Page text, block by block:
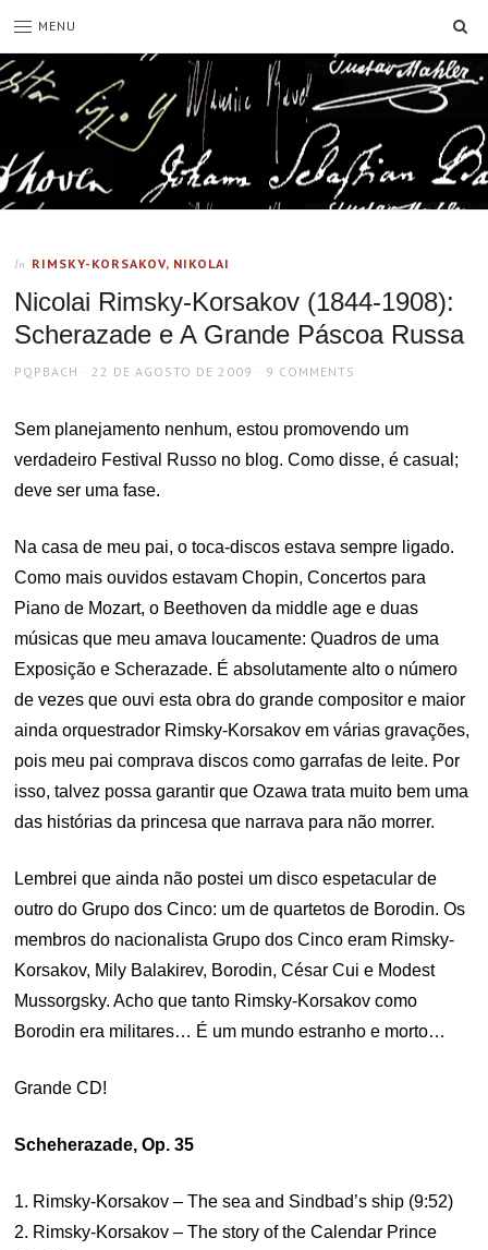
MENU
In RIMSKY-KORSAKOV, NIKOLAI
Nicolai Rimsky-Korsakov (1844-1908):
Scherazade e A Grande Páscoa Russa
AUTHOR
PQPBACH
POSTED
22 DE AGOSTO DE 2009 9 COMMENTS
Sem planejamento nenhum, estou promovendo um
verdadeiro Festival Russo no blog. Como disse, é casual;
deve ser uma fase.
Na casa de meu pai, o toca-discos estava sempre ligado.
Como mais ouvidos estavam Chopin, Concertos para
Piano de Mozart, o Beethoven da middle age e duas
músicas que meu amava loucamente: Quadros de uma
Exposição e Scherazade. É absolutamente alto o número
de vezes que ouvi esta obra do grande compositor e maior
ainda orquestrador Rimsky-Korsakov em várias gravações,
pois meu pai comprava discos como garrafas de leite. Por
isso, talvez possa garantir que Ozawa trata muito bem uma
das histórias da princesa que narrava para não morrer.
Lembrei que ainda não postei um disco espetacular de
outro do Grupo dos Cinco: um de quartetos de Borodin. Os
membros do nacionalista Grupo dos Cinco eram Rimsky-
Korsakov, Mily Balakirev, Borodin, César Cui e Modest
Mussorgsky. Acho que tanto Rimsky-Korsakov como
Borodin era militares… É um mundo estranho e morto…
Grande CD!
Scheherazade, Op. 35
1. Rimsky-Korsakov – The sea and Sindbad’s ship (9:52)
2. Rimsky-Korsakov – The story of the Calendar Prince